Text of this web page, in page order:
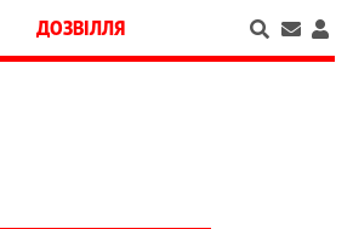
ДОЗВІЛЛЯ